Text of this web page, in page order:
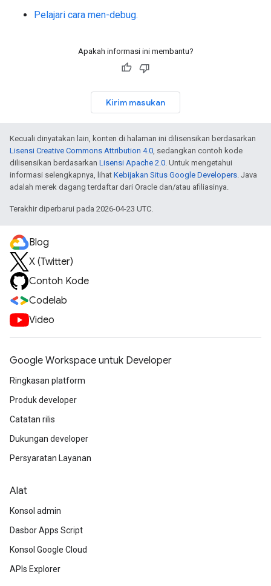
Pelajari cara men-debug.
Apakah informasi ini membantu?
Kirim masukan
Kecuali dinyatakan lain, konten di halaman ini dilisensikan berdasarkan
Lisensi Creative Commons Attribution 4.0, sedangkan contoh kode
dilisensikan berdasarkan Lisensi Apache 2.0. Untuk mengetahui
informasi selengkapnya, lihat Kebijakan Situs Google Developers. Java
adalah merek dagang terdaftar dari Oracle dan/atau afiliasinya.
Terakhir diperbarui pada 2026-04-23 UTC.
Blog
X (Twitter)
Contoh Kode
Codelab
Video
Google Workspace untuk Developer
Ringkasan platform
Produk developer
Catatan rilis
Dukungan developer
Persyaratan Layanan
Alat
Konsol admin
Dasbor Apps Script
Konsol Google Cloud
APIs Explorer